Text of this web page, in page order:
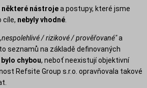
některé nástrojea postupy, které jsme
cíle, nebyly vhodné
/ rizikové / prověřované"a
seznamů na základě definovaných
bylo chybou, neboť neexistují objektivní
Refsite Group s.r.o. opravňovala takové